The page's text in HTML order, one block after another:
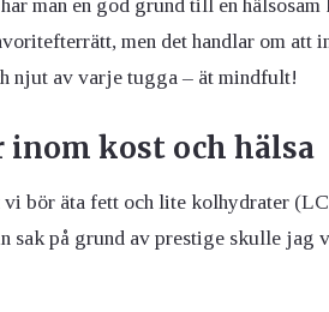
man en god grund till en
men det handlar om att
njut av varje tugga – ät mindfult!
inom kost och hälsa
bör äta fett och lite kolhydrater
sak på grund av prestige skulle